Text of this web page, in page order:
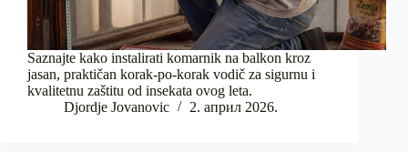
Saznajte kako instalirati komarnik na balkon kroz
jasan, praktičan korak-po-korak vodič za sigurnu i
kvalitetnu zaštitu od insekata ovog leta.
Djordje Jovanovic
2. април 2026.